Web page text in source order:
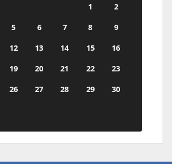
1
2
5 6 7 8
9
12 13 14 15
16
19 20 21 22
23
26 27 28 29
30